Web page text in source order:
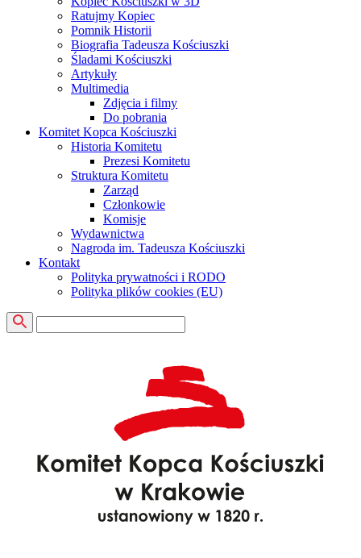
Ratujmy Kopiec
Pomnik Historii
Biografia Tadeusza Kościuszki
Śladami Kościuszki
Artykuły
Multimedia
Zdjęcia i filmy
Do pobrania
Komitet Kopca Kościuszki
Historia Komitetu
Prezesi Komitetu
Struktura Komitetu
Zarząd
Członkowie
Komisje
Wydawnictwa
Nagroda im. Tadeusza Kościuszki
Kontakt
Polityka prywatności i RODO
Polityka plików cookies (EU)